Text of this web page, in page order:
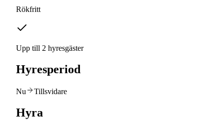
Rökfritt
Upp till 2 hyresgäster
Hyresperiod
Nu Tillsvidare
Hyra